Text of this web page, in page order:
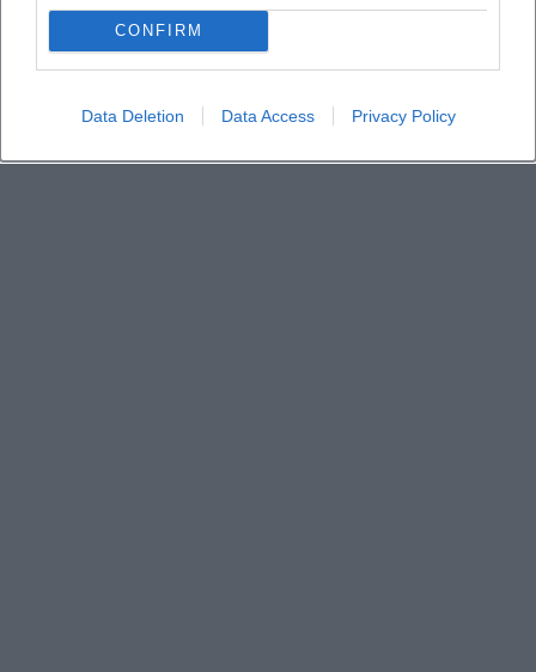
CONFIRM
Data Deletion Data Access Privacy Policy
Gibt es eine Vorband oder spezielle Setlist?
Ist die Location barrierefrei?